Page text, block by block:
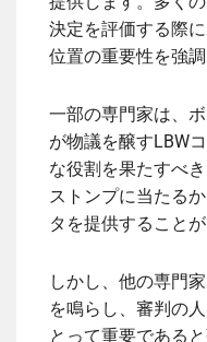
決定を評価する際
位置の重要性を強調
一部の専門家は、
が物議を醸すLBW
な役割を果たすべ
ストンプに当たる
タを提供することが
しかし、他の専門
を鳴らし、審判の
とって重要である